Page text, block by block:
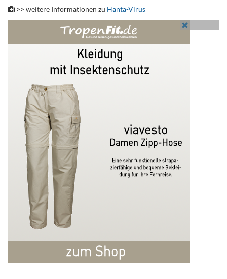
>> weitere Informationen zu Hanta-Virus